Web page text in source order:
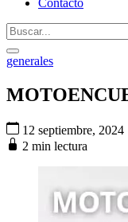
generales
12 septiembre, 2024
2 min lectura